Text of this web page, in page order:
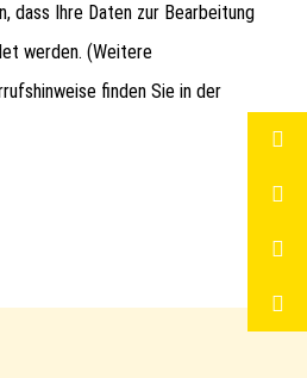
dass Ihre Daten zur Bearbeitung
werden. (Weitere
finden Sie in der